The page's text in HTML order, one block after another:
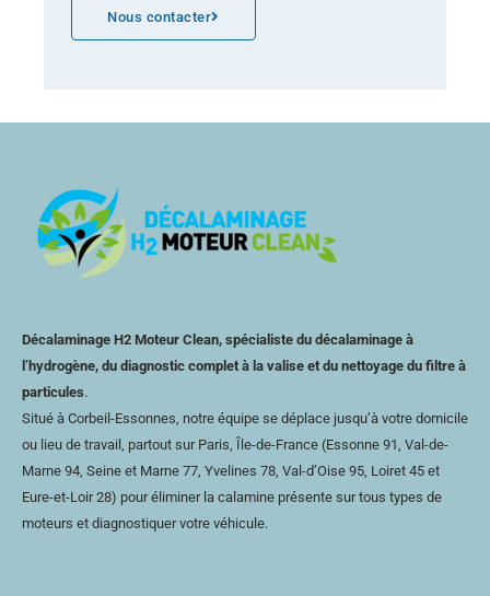
Nous contacter
Décalaminage H2 Moteur Clean, spécialiste du décalaminage à
l’hydrogène, du diagnostic complet à la valise et du nettoyage du filtre à
particules.
Situé à Corbeil-Essonnes, notre équipe se déplace jusqu’à votre domicile
ou lieu de travail, partout sur Paris, Île-de-France (Essonne 91, Val-de-
Marne 94, Seine et Marne 77, Yvelines 78, Val-d’Oise 95, Loiret 45 et
Eure-et-Loir28) pour éliminer la calamine présente sur tous types de
moteurs et diagnostiquer votre véhicule.